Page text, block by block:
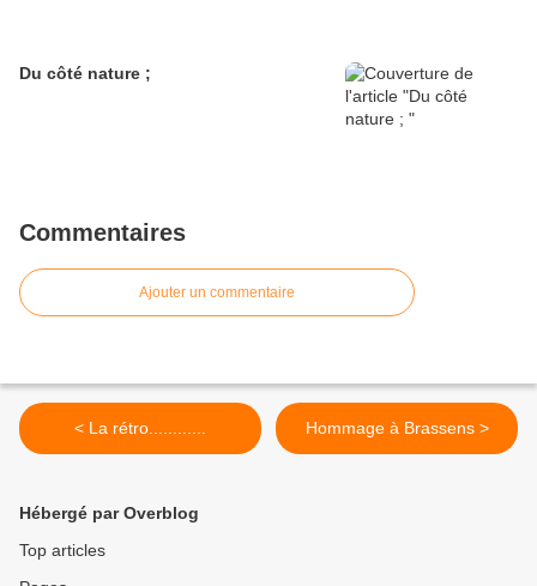
Du côté nature ;
Commentaires
Ajouter un commentaire
< La rétro............ Hommage à Brassens >
Hébergé par Overblog
Top articles